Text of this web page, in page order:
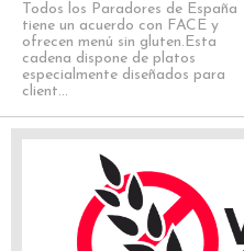
Todos los Paradores de España
tiene un acuerdo con FACE y
ofrecen menú sin gluten.Esta
cadena dispone de platos
especialmente diseñados para
client...